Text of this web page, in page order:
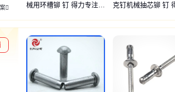
栓 大六角螺栓 圆柱头焊钉 栓钉 钢结构扭剪螺丝 剪力钉 大
械用环槽铆 钉 得力专注生
克钉机械抽芯铆 钉